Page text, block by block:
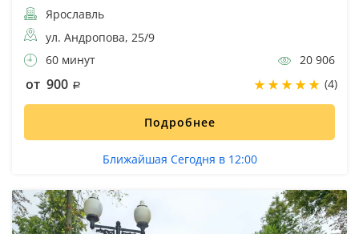
Ярославль
ул. Андропова, 25/9
60 минут
20 906
от 900 (4)
Подробнее
Ближайшая Сегодня в 12:00